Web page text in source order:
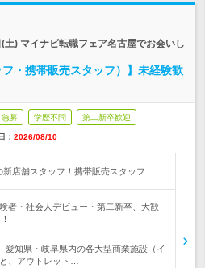
) マイナビ転職フェア名古屋でお会いし
フ・携帯販売スタッフ）】未経験歓
急募 学歴不問 第二新卒歓迎
： 2026/08/10
店舗スタッフ！携帯販売スタッフ
者・社会人デビュー・第二新卒、大歓
愛知県・岐阜県内の各大型商業施設（イ
、アウトレット…